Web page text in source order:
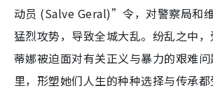
动员 (Salve Geral)”令，对警察局和
猛烈攻势，导致全城大乱。纷乱之中
蒂娜被迫面对有关正义与暴力的艰难
里，形塑她们人生的种种选择与传承都